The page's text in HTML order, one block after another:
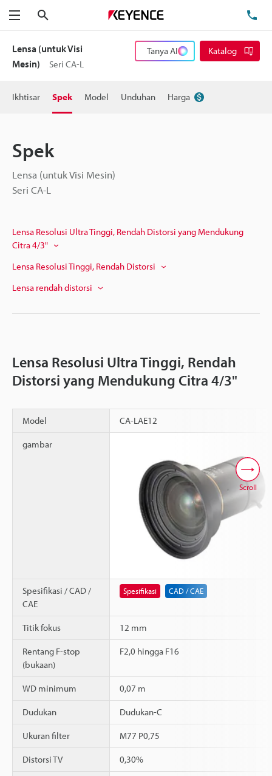
Menu
Lensa (untuk Visi
Mesin)
Seri CA-L
Tanya AI Katalog
Ikhtisar Spek Model Unduhan Harga
Spek
Lensa (untuk Visi Mesin)
Seri CA-L
Lensa Resolusi Ultra Tinggi, Rendah Distorsi yang Mendukung
Citra 4/3"
Lensa Resolusi Tinggi, Rendah Distorsi
Lensa rendah distorsi
Lensa Resolusi Ultra Tinggi, Rendah
Distorsi yang Mendukung Citra 4/3"
Model CA-LAE12
gambar
Spesifikasi / CAD /
CAE
Spesifikasi CAD / CAE
Titik fokus 12 mm
Rentang F-stop
(bukaan)
F2,0 hingga F16
WD minimum 0,07 m
Dudukan Dudukan-C
Ukuran filter M77 P0,75
Distorsi TV 0,30%
Scroll